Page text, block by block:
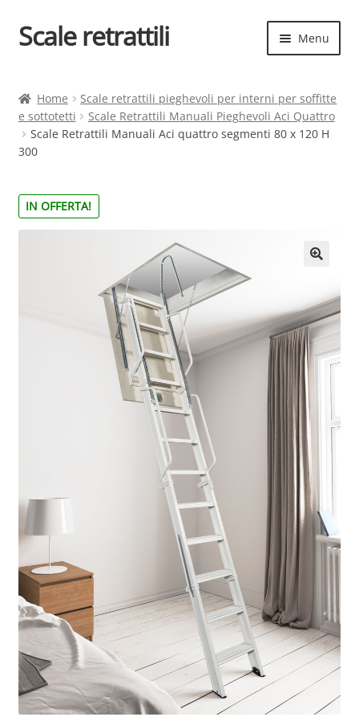
Vai
alla
Vai
al
Scale retrattili Menu
il
menu
child
Contatti
Cart
Elenco scale
child
il
child
Home
Scale retrattili pieghevoli per interni per soffitte
e sottotetti
Scale Retrattili Manuali Pieghevoli Aci Quattro
Scale Retrattili Manuali Aci quattro segmenti 80 x 120 H
300
IN OFFERTA!